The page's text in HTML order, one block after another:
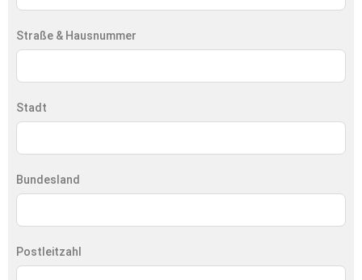
Straße & Hausnummer
Stadt
Bundesland
Postleitzahl